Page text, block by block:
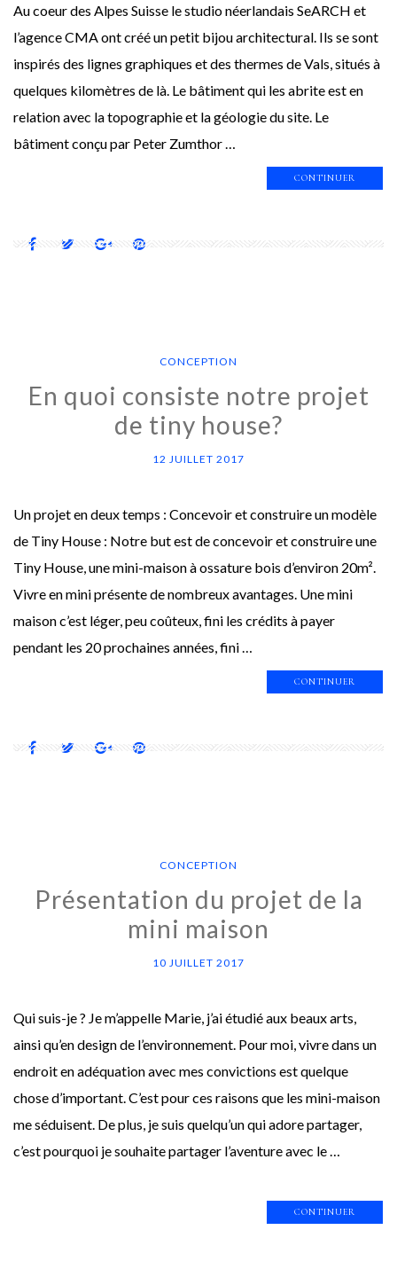
Au coeur des Alpes Suisse le studio néerlandais SeARCH et
l’agence CMA ont créé un petit bijou architectural. Ils se sont
inspirés des lignes graphiques et des thermes de Vals, situés à
quelques kilomètres de là. Le bâtiment qui les abrite est en
relation avec la topographie et la géologie du site. Le
bâtiment conçu par Peter Zumthor …
CONTINUER
CONCEPTION
En quoi consiste notre projet
de tiny house?
12 JUILLET 2017
Un projet en deux temps : Concevoir et construire un modèle
de Tiny House : Notre but est de concevoir et construire une
Tiny House, une mini-maison à ossature bois d’environ 20m².
Vivre en mini présente de nombreux avantages. Une mini
maison c’est léger, peu coûteux, fini les crédits à payer
pendant les 20 prochaines années, fini …
CONTINUER
CONCEPTION
Présentation du projet de la
mini maison
10 JUILLET 2017
Qui suis-je ? Je m’appelle Marie, j’ai étudié aux beaux arts,
ainsi qu’en design de l’environnement. Pour moi, vivre dans un
endroit en adéquation avec mes convictions est quelque
chose d’important. C’est pour ces raisons que les mini-maison
me séduisent. De plus, je suis quelqu’un qui adore partager,
c’est pourquoi je souhaite partager l’aventure avec le …
CONTINUER